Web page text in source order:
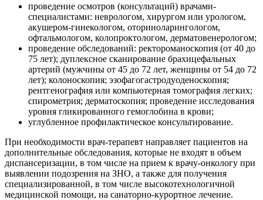
проведение осмотров (консультаций) врачами-
специалистами: неврологом, хирургом или урологом,
акушером-гинекологом, оториноларингологом,
офтальмологом, колопроктологом, дерматовенерологом;
проведение обследований: ректороманоскопия (от 40 до
75 лет); дуплексное сканирование брахицефальных
артерий (мужчины от 45 до 72 лет, женщины от 54 до 72
лет); колоноскопия; эзофагогастродуоденоскопия;
рентгенография или компьютерная томография легких;
спирометрия; дерматоскопия; проведение исследования
уровня гликированного гемоглобина в крови;
углубленное профилактическое консультирование.
При необходимости врач-терапевт направляет пациентов на
дополнительные обследования, которые не входят в объем
диспансеризации, в том числе на прием к врачу-онкологу при
выявлении подозрения на ЗНО, а также для получения
специализированной, в том числе высокотехнологичной
медицинской помощи, на санаторно-курортное лечение.